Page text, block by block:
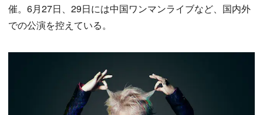
催。6月27日、29日には中国ワンマンライブなど、国内外
での公演を控えている。